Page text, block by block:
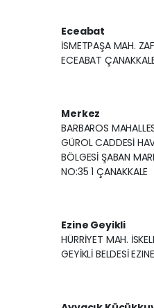
Eceabat
İSMETPAŞA MAH.
ECEABAT
Merkez
BARBAROS
GÜROL CADDESİ
BÖLGESİ ŞABAN
NO:35 1 ÇANAKKALE
Ezine Geyikli
HÜRRİYET MAH.
GEYİKLİ BELDESİ